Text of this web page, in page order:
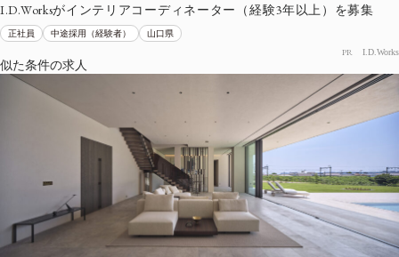
I.D.Worksがインテリアコーディネーター（経験3年以上）を募集
正社員 中途採用（経験者） 山口県
PR I.D.Works
似た条件の求人